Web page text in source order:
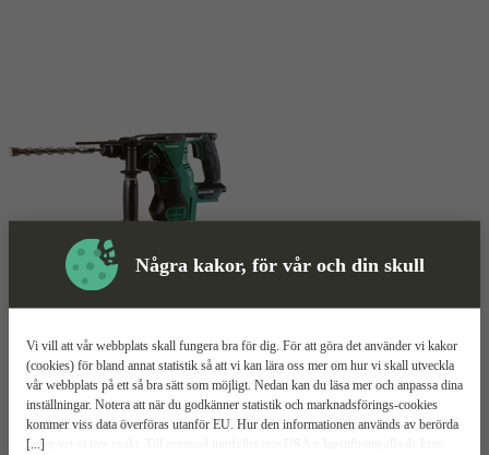
Några kakor, för vår och din skull
[...]
Vi vill att vår webbplats skall fungera bra för dig. För att göra det använder vi kakor
(cookies) för bland annat statistik så att vi kan lära oss mer om hur vi skall utveckla
vår webbplats på ett så bra sätt som möjligt. Nedan kan du läsa mer och anpassa dina
inställningar. Notera att när du godkänner statistik och marknadsförings-cookies
kommer viss data överföras utanför EU. Hur den informationen används av berörda
bolag vet vi inte exakt. Till exempel uppfyller inte USA:s lagstiftning alla de krav
Kombihammare Mer information